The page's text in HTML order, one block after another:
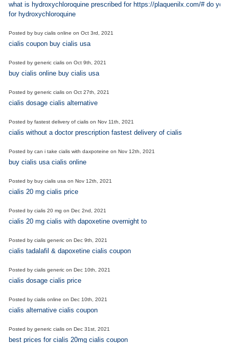
what is hydroxychloroquine prescribed for https://plaquenilx.com/# do you
for hydroxychloroquine
Posted bybuy cialis onlineonOct 3rd, 2021
cialis coupon buy cialis usa
Posted bygeneric cialisonOct 9th, 2021
buy cialis online buy cialis usa
Posted bygeneric cialisonOct 27th, 2021
cialis dosage cialis alternative
Posted byfastest delivery of cialisonNov 11th, 2021
cialis without a doctor prescription fastest delivery of cialis
Posted bycan i take cialis with daxpoteineonNov 12th, 2021
buy cialis usa cialis online
Posted bybuy cialis usaonNov 12th, 2021
cialis 20 mg cialis price
Posted bycialis 20 mgonDec 2nd, 2021
cialis 20 mg cialis with dapoxetine overnight to
Posted bycialis genericonDec 9th, 2021
cialis tadalafil & dapoxetine cialis coupon
Posted bycialis genericonDec 10th, 2021
cialis dosage cialis price
Posted bycialis onlineonDec 10th, 2021
cialis alternative cialis coupon
Posted bygeneric cialisonDec 31st, 2021
best prices for cialis 20mg cialis coupon